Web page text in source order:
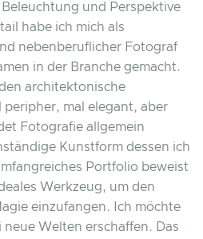
und Perspektive
habe ich mich als
nebenberuflicher Fotograf
in der Branche gemacht.
architektonische
mal elegant, aber
Fotografie allgemein
Kunstform dessen ich
Portfolio beweist
Werkzeug, um den
einzufangen. Ich möchte
Welten erschaffen. Das